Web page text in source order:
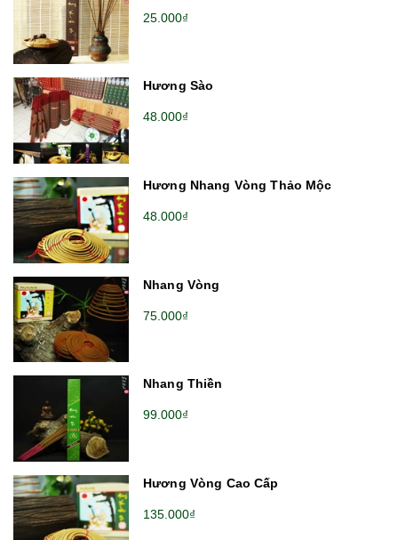
25.000₫
Hương Sào
48.000₫
Hương Nhang Vòng Thảo Mộc
48.000₫
Nhang Vòng
75.000₫
Nhang Thiền
99.000₫
Hương Vòng Cao Cấp
135.000₫